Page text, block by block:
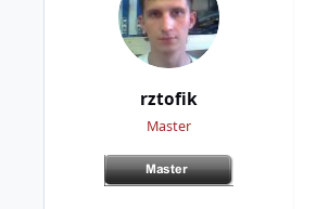
rztofik
Master